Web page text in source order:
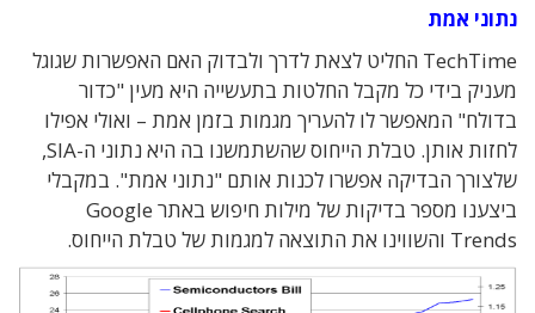
נתוני אמת
TechTime החליט לצאת לדרך ולבדוק האם האפשרות שגוגל
מעניק בידי כל מקבל החלטות בתעשייה היא מעין "כדור
בדולח" המאפשר לו להעריך מגמות בזמן אמת – ואולי אפילו
לחזות אותן. טבלת הייחוס שהשתמשנו בה היא נתוני ה-SIA,
שלצורך הבדיקה אפשרו לכנות אותם "נתוני אמת". במקבלי
ביצענו מספר בדיקות של מילות חיפוש באתר Google
Trends והשווינו את התוצאה למגמות של טבלת הייחוס.